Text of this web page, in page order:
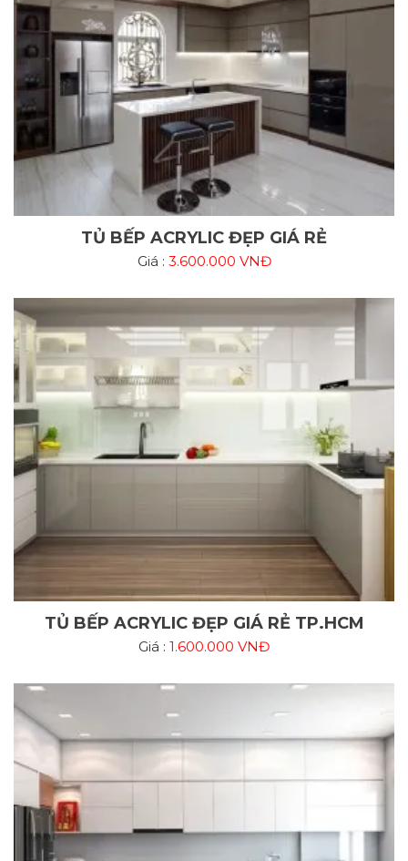
TỦ BẾP ACRYLIC ĐẸP GIÁ RẺ
Giá : 3.600.000 VNĐ
TỦ BẾP ACRYLIC ĐẸP GIÁ RẺ TP.HCM
Giá : 1.600.000 VNĐ